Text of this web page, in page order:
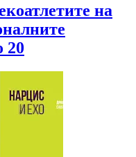
на
20